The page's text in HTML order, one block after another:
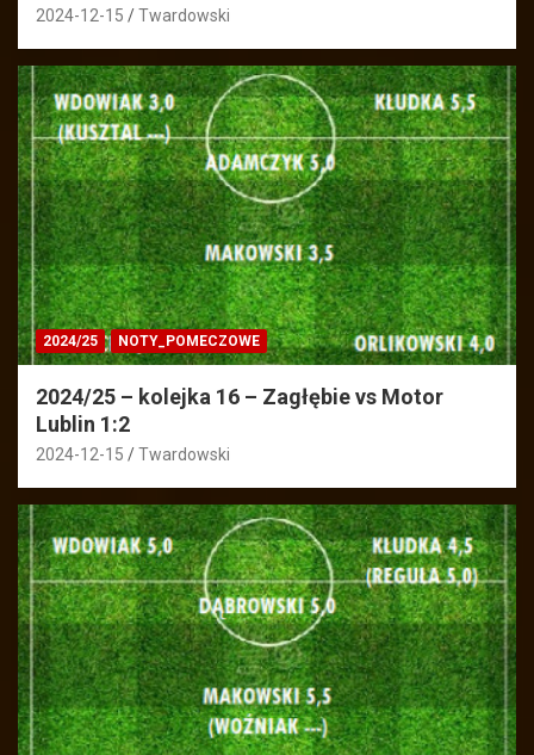
2024-12-15 Twardowski
2024/25 NOTY_POMECZOWE
2024/25 – kolejka 16 – Zagłębie vs Motor
Lublin 1:2
2024-12-15 Twardowski